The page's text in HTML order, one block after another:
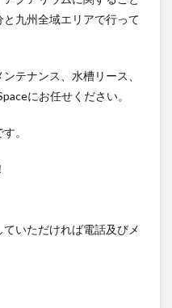
九州全域エリアで行って
テナンス、水槽リース、
にお任せください。
。
いただければ電話及びメ